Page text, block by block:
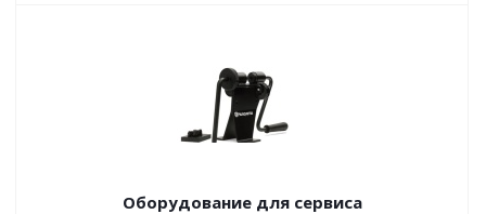
Оборудование для сервиса